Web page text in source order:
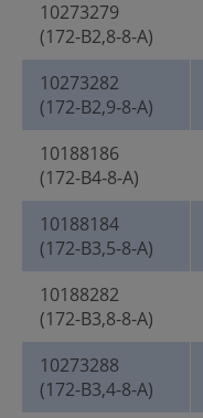
10273279
(172-B2,8-8-A)
10273282
(172-B2,9-8-A)
10188186
(172-B4-8-A)
10188184
(172-B3,5-8-A)
10188282
(172-B3,8-8-A)
10273288
(172-B3,4-8-A)